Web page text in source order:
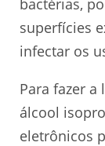
bactérias,
superfícies
infectar os
Para fazer a
álcool
eletrônicos